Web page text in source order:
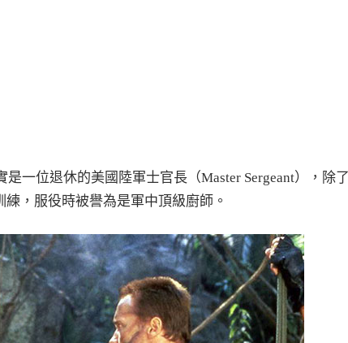
一位退休的美國陸軍士官長（Master Sergeant），除了
，服役時被譽為是軍中頂級廚師。